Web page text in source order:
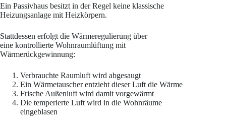
Ein Passivhaus besitzt in der Regel keine klassische
Heizungsanlage mit Heizkörpern.
Stattdessen erfolgt die Wärmeregulierung über
eine kontrollierte Wohnraumlüftung mit
Wärmerückgewinnung:
Verbrauchte Raumluft wird abgesaugt
Ein Wärmetauscher entzieht dieser Luft die Wärme
Frische Außenluft wird damit vorgewärmt
Die temperierte Luft wird in die Wohnräume
eingeblasen